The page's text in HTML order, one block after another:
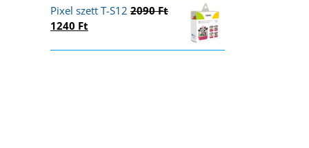
2090 Ft.1240 Ft.
Pixel szett T-S12 2090Ft
Original
1240 Ft